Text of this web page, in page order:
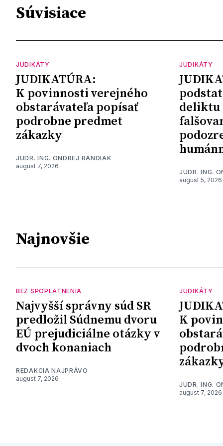
Súvisiace
JUDIKÁTY
JUDIKATÚRA:
K povinnosti verejného
obstarávateľa popísať
podrobne predmet
zákazky
JUDR. ING. ONDREJ RANDIAK
august 7, 2026
JUDIKÁTY
deliktu
JUDR. ING.
august 5, 2026
Najnovšie
BEZ SPOPLATNENIA
Najvyšší správny súd SR
predložil Súdnemu dvoru
EÚ prejudiciálne otázky v
dvoch konaniach
REDAKCIA NAJPRÁVO
august 7, 2026
JUDIKÁTY
K
JUDR. ING.
august 7, 2026